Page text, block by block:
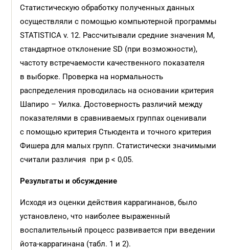
Статистическую обработку полученных данных
осуществляли с помощью компьютерной программы
STATISTICA v. 12. Рассчитывали средние значения М,
стандартное отклонение SD (при возможности),
частоту встречаемости качественного показателя
в выборке. Проверка на нормальность
распределения проводилась на основании критерия
Шапиро – Уилка. Достоверность различий между
показателями в сравниваемых группах оценивали
с помощью критерия Стьюдента и точного критерия
Фишера для малых групп. Статистически значимыми
считали различия при p < 0,05.
Результаты и обсуждение
Исходя из оценки действия каррагинанов, было
установлено, что наиболее выраженный
воспалительный процесс развивается при введении
йота-каррагинана (табл. 1 и 2).